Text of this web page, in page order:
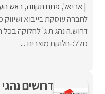
אריאל פתח תקווה ראש
לחברה עוסקת בייבוא
דרוש.ה נהג.ת ג' לחלוקה
כולל:-חלוקת מוצרים ...
דרושים